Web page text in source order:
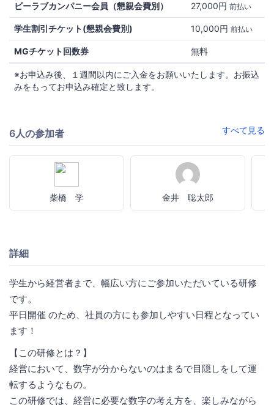
ビーラブカンパニー会員（懇親会費別） 27,000円 前払い
学生割引チケット(懇親会費別) 10,000円 前払い
MGチケット回数券 無料
※お申込み後、１週間以内にご入金をお願いいたします。お振込
みをもってお申込み確定と致します。
6人の参加者 すべて見る
柴橋 学 金井 聡太郎
詳細
学生から経営者まで、幅広い方にご参加いただいている研修
です。
平日開催 のため、社員の方にも参加しやすい日程となってい
ます！
【この研修とは？】
経営において、数字が分からないのはまるで目隠しをして運
転するようなもの。
この研修では、経営に必要な数字の考え方を、楽しみながら